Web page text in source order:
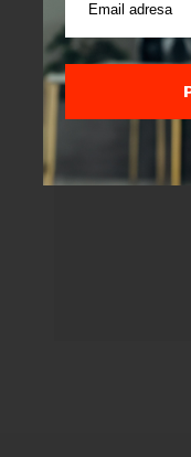
Pre slanja
korišćenja sajta.
Sajt je